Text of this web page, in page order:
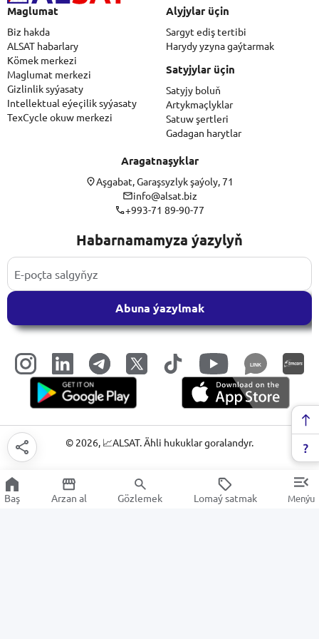
Maglumat
Biz hakda
ALSAT habarlary
Kömek merkezi
Maglumat merkezi
Gizlinlik syýasaty
Intellektual eýeçilik syýasaty
TexCycle okuw merkezi
Alyjylar üçin
Sargyt ediş tertibi
Harydy yzyna gaýtarmak
Satyjylar üçin
Satyjy boluň
Artykmaçlyklar
Satuw şertleri
Gadagan harytlar
Aragatnaşyklar
Aşgabat, Garaşsyzlyk şaýoly, 71
info@alsat.biz
+993-71 89-90-77
Habarnamamyza ýazylyň
Abuna ýazylmak
LINK
© 2026, 📈ALSAT. Ähli hukuklar goralandyr.
Baş Arzan al Gözlemek Lomaý satmak Menýu